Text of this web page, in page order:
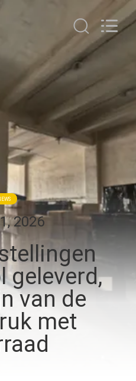
2026
geleverd,
van de
met